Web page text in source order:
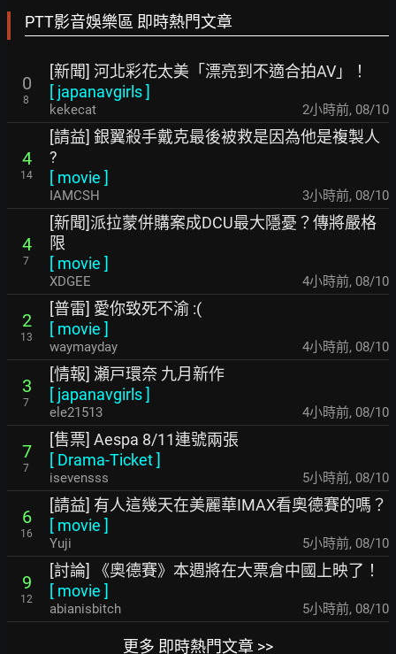
PTT影音娛樂區 即時熱門文章
0
8
[新聞] 河北彩花太美「漂亮到不適合拍AV」！
[ japanavgirls]
kekecat 2小時前, 08/10
4
14
[請益] 銀翼殺手戴克最後被救是因為他是複製人
?
[ movie ]
IAMCSH 3小時前, 08/10
4
7
[新聞]派拉蒙併購案成DCU最大隱憂？傳將嚴格
限
[ movie ]
XDGEE 4小時前, 08/10
2
13
[普雷] 愛你致死不渝 :(
[ movie ]
waymayday 4小時前, 08/10
3
7
[情報] 瀬戸環奈 九月新作
[ japanavgirls]
ele21513 4小時前, 08/10
7
7
[售票] Aespa 8/11連號兩張
[ Drama-Ticket]
isevensss 5小時前, 08/10
6
16
[請益] 有人這幾天在美麗華IMAX看奧德賽的嗎？
[ movie ]
Yuji 5小時前, 08/10
9
12
[討論] 《奧德賽》本週將在大票倉中國上映了！
[ movie ]
abianisbitch 5小時前, 08/10
更多 即時熱門文章 >>